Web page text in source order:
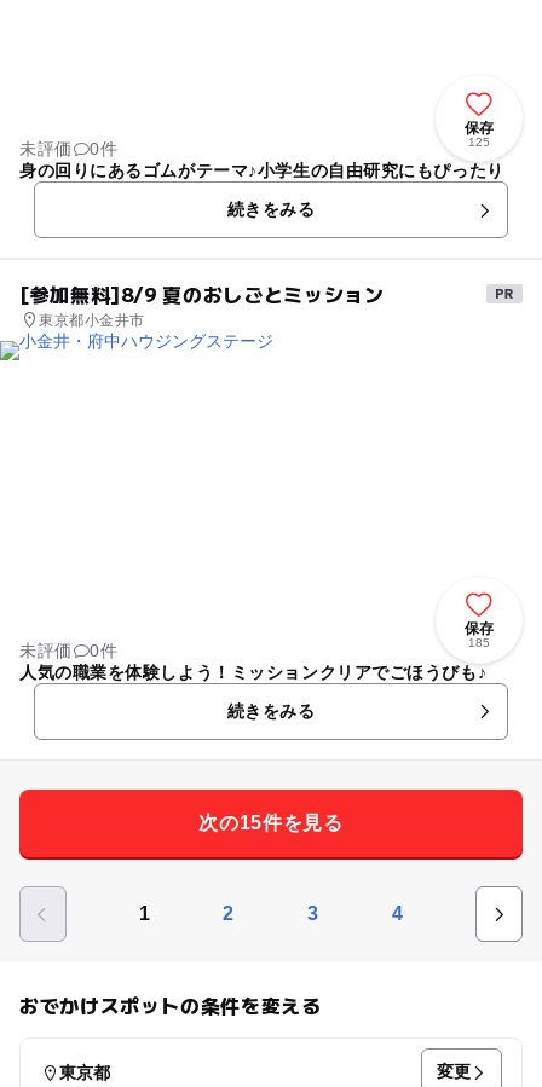
保存
125
未評価
0件
身の回りにあるゴムがテーマ♪小学生の自由研究にもぴったり
続きをみる
[参加無料]8/9 夏のおしごとミッション
東京都小金井市
保存
185
未評価
0件
人気の職業を体験しよう！ミッションクリアでごほうびも♪
続きをみる
次の15件を見る
1 2 3 4
おでかけスポットの条件を変える
東京都 変更